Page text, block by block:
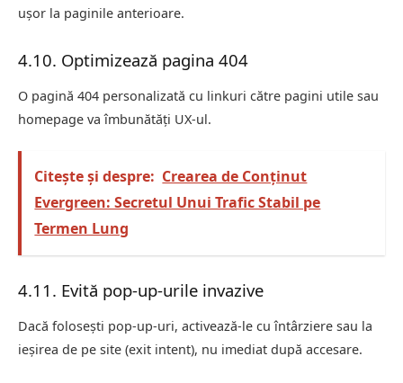
ușor la paginile anterioare.
4.10. Optimizează pagina 404
O pagină 404 personalizată cu linkuri către pagini utile sau
homepage va îmbunătăți UX-ul.
Citește și despre: Crearea de Conținut
Evergreen: Secretul Unui Trafic Stabil pe
Termen Lung
4.11. Evită pop-up-urile invazive
Dacă folosești pop-up-uri, activează-le cu întârziere sau la
ieșirea de pe site (exit intent), nu imediat după accesare.